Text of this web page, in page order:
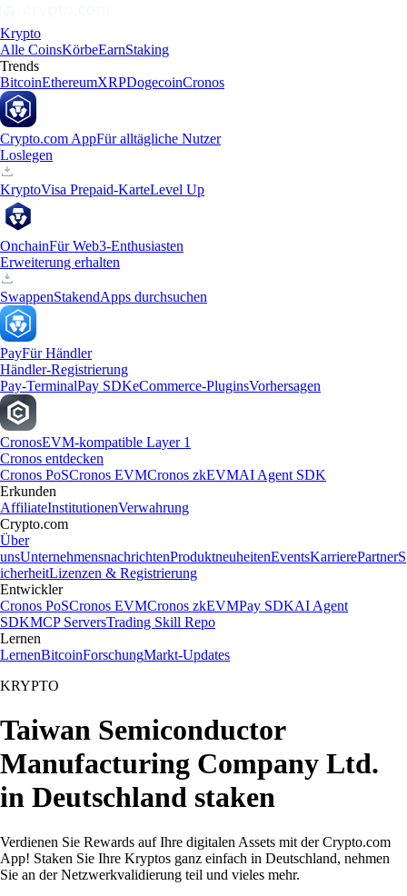
Krypto
Alle CoinsKörbeEarnStaking
Trends
BitcoinEthereumXRPDogecoinCronos
Crypto.com AppFür alltägliche Nutzer
Loslegen
KryptoVisa Prepaid-KarteLevel Up
OnchainFür Web3-Enthusiasten
Erweiterung erhalten
SwappenStakendApps durchsuchen
PayFür Händler
Händler-Registrierung
Pay-TerminalPay SDKeCommerce-PluginsVorhersagen
CronosEVM-kompatible Layer 1
Cronos entdecken
Cronos PoSCronos EVMCronos zkEVMAI Agent SDK
Erkunden
AffiliateInstitutionenVerwahrung
Crypto.com
Über
unsUnternehmensnachrichtenProduktneuheitenEventsKarrierePartnerS
icherheitLizenzen & Registrierung
Entwickler
Cronos PoSCronos EVMCronos zkEVMPay SDKAI Agent
SDKMCP ServersTrading Skill Repo
Lernen
LernenBitcoinForschungMarkt-Updates
KRYPTO
Taiwan Semiconductor
Manufacturing Company Ltd.
in Deutschland staken
Verdienen Sie Rewards auf Ihre digitalen Assets mit der Crypto.com
App! Staken Sie Ihre Kryptos ganz einfach in Deutschland, nehmen
Sie an der Netzwerkvalidierung teil und vieles mehr.